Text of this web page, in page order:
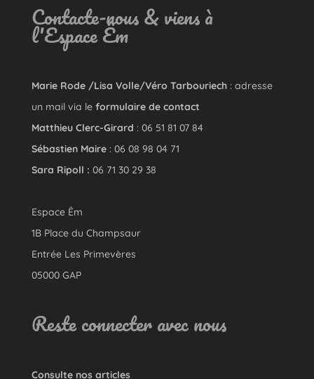
Contacte-nous & viens à
l'Espace Êm
Marie Rode /Lisa Volle/Véro Tarbouriech: adresse
un mail via le formulaire de contact
Matthieu Clerc-Girard : 06 51 81 07 84
Sébastien Maire: 06 08 98 04 71
Sara Ripoll : 06 71 30 29 38
Espace Êm
1B Place du Champsaur
Entrée Les Primevères
05000 GAP
Reste connecter avec nous
Consulte nos articles